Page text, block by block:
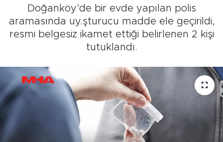
Doğanköy’de bir evde yapılan polis
aramasında uy.şturucu madde ele geçirildi,
resmi belgesiz ikamet ettiği belirlenen 2 kişi
tutuklandı.